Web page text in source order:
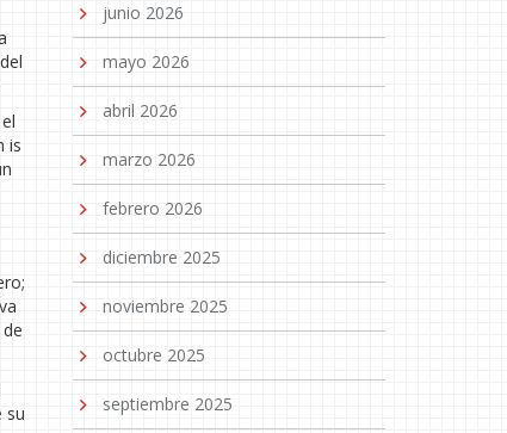
is
su
junio 2026
mayo 2026
abril 2026
marzo 2026
febrero 2026
diciembre 2025
noviembre 2025
octubre 2025
septiembre 2025